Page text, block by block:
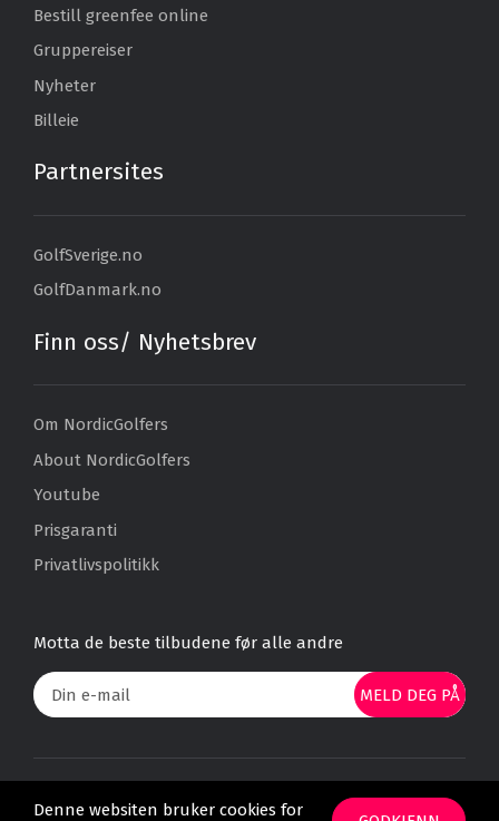
Bestill greenfee online
Gruppereiser
Nyheter
Billeie
Partnersites
GolfSverige.no
GolfDanmark.no
Finn oss/ Nyhetsbrev
Om NordicGolfers
About NordicGolfers
Youtube
Prisgaranti
Privatlivspolitikk
Motta de beste tilbudene før alle andre
MELD DEG PÅ
er spesifisert noe annet. Med forbehold om utsolgt.
Denne websiten bruker cookies for